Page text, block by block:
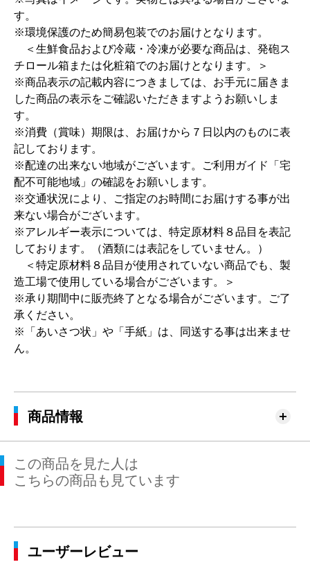
す。
※環境保護のため簡易包装でのお届けとなります。
＜生鮮食品および冷蔵・冷凍が必要な商品は、発砲ス
チロール箱または化粧箱でのお届けとなります。＞
※商品表示の記載内容につきましては、お手元に届きま
した商品の表示をご確認いただきますようお願いしま
す。
※消費（賞味）期限は、お届けから７日以内のものに表
記しております。
※配達の出来ない地域がございます。ご利用ガイド「宅
配不可能地域」の確認をお願いします。
※交通状況により、ご指定のお時間にお届けする事が出
来ない場合がございます。
※アレルギー表示については、特定原材料８品目を表記
しております。（酒類には表記をしていません。）
＜特定原材料８品目が使用されていない商品でも、製
造工場で使用している場合がございます。＞
※承り期間中に販売終了となる場合がございます。ご了
承ください。
※「あいさつ状」や「手紙」は、同送する事は出来ませ
ん。
商品情報
この商品を見た人は
こちらの商品も見ています
ユーザーレビュー